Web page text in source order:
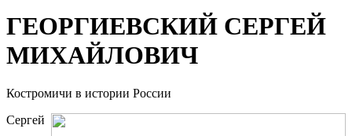
ГЕОРГИЕВСКИЙ СЕРГЕЙ
МИХАЙЛОВИЧ
Костромичи в истории России
Сергей